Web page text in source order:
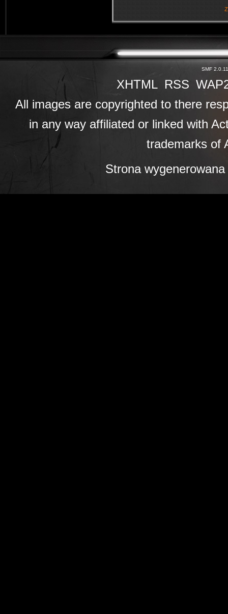
SMF 2.0.11
XHTML RSS
All images are copyrighted to there
in any way affiliated or linked with
trademarks of
Strona